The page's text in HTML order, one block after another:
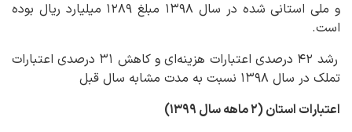
و ملی استانی شده در سال ۱۳۹۸ مبلغ ۱۲۸۹ میلیارد ریال بوده
است.
رشد ۴۲ درصدی اعتبارات هزینه‌ای و کاهش ۳۱ درصدی اعتبارات
تملک در سال ۱۳۹۸ نسبت به مدت مشابه سال قبل
اعتبارات استان (۲ ماهه سال ۱۳۹۹)